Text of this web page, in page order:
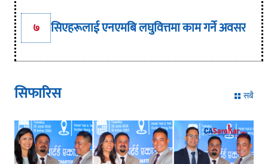
७ सिएहरूलाई एनएमबि लघुवित्तमा काम गर्ने अवसर
सिफारिस सबै